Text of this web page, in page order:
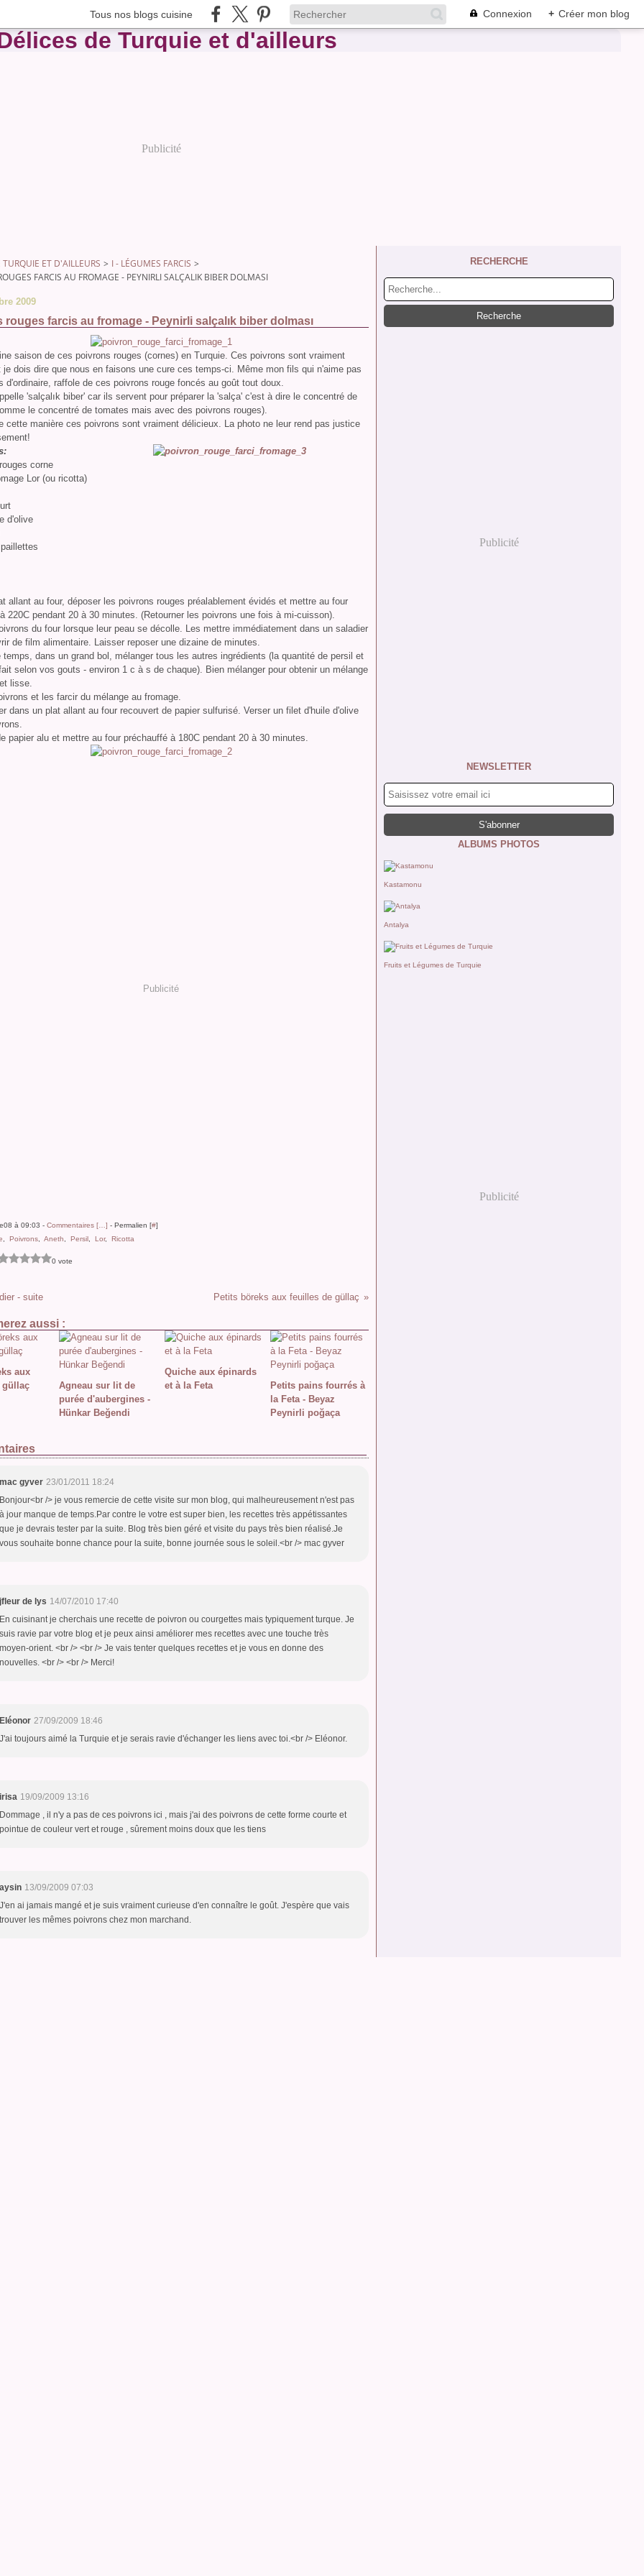
Tous nos blogs cuisine Connexion + Créer mon blog
Publicité
TURQUIE ET D'AILLEURS > I - LÉGUMES FARCIS >
FARCIS AU FROMAGE - PEYNIRLI SALÇALIK BIBER DOLMASI
2009
rouges farcis au fromage - Peynirli salçalık biber dolması
saison de ces poivrons rouges (cornes) en Turquie. Ces poivrons sont vraiment
je dois dire que nous en faisons une cure ces temps-ci. Même mon fils qui n'aime pas
d'ordinaire, raffole de ces poivrons rouge foncés au goût tout doux.
'salçalık biber' car ils servent pour préparer la 'salça' c'est à dire le concentré de
le concentré de tomates mais avec des poivrons rouges).
cette manière ces poivrons sont vraiment délicieux. La photo ne leur rend pas justice
corne
Lor (ou ricotta)
d'olive
allant au four, déposer les poivrons rouges préalablement évidés et mettre au four
220C pendant 20 à 30 minutes. (Retourner les poivrons une fois à mi-cuisson).
du four lorsque leur peau se décolle. Les mettre immédiatement dans un saladier
de film alimentaire. Laisser reposer une dizaine de minutes.
temps, dans un grand bol, mélanger tous les autres ingrédients (la quantité de persil et
selon vos gouts - environ 1 c à s de chaque). Bien mélanger pour obtenir un mélange
lisse.
et les farcir du mélange au fromage.
dans un plat allant au four recouvert de papier sulfurisé. Verser un filet d'huile d'olive
papier alu et mettre au four préchauffé à 180C pendant 20 à 30 minutes.
Publicité
à 09:03 - Commentaires [ ] - Permalien [#]
Poivrons Aneth Persil Lor, Ricotta
0 vote
- suite Petits böreks aux feuilles de güllaç
aussi :
aux
güllaç
Agneau sur lit de
purée d'aubergines -
Hünkar Beğendi
Quiche aux épinards
et à la Feta
Petits pains fourrés à
la Feta - Beyaz
Peynirli poğaça
mac gyver 23/01/2011 18:24
Bonjour<br /> je vous remercie de cette visite sur mon blog, qui malheureusement n'est pas
à jour manque de temps.Par contre le votre est super bien, les recettes très appétissantes
que je devrais tester par la suite. Blog très bien géré et visite du pays très bien réalisé.Je
vous souhaite bonne chance pour la suite, bonne journée sous le soleil.<br /> mac gyver
jfleur de lys 14/07/2010 17:40
En cuisinant je cherchais une recette de poivron ou courgettes mais typiquement turque. Je
suis ravie par votre blog et je peux ainsi améliorer mes recettes avec une touche très
moyen-orient. <br /> <br /> Je vais tenter quelques recettes et je vous en donne des
nouvelles. <br /> <br /> Merci!
Eléonor 27/09/2009 18:46
J'ai toujours aimé la Turquie et je serais ravie d'échanger les liens avec toi.<br /> Eléonor.
irisa 19/09/2009 13:16
Dommage , il n'y a pas de ces poivrons ici , mais j'ai des poivrons de cette forme courte et
pointue de couleur vert et rouge , sûrement moins doux que les tiens
aysin 13/09/2009 07:03
J'en ai jamais mangé et je suis vraiment curieuse d'en connaître le goût. J'espère que vais
trouver les mêmes poivrons chez mon marchand.
RECHERCHE
Publicité
NEWSLETTER
ALBUMS PHOTOS
Kastamonu
Antalya
Fruits et Légumes de Turquie
Publicité